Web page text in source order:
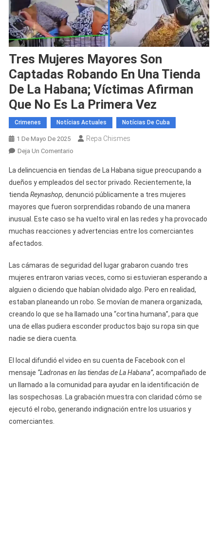
Tres Mujeres Mayores Son
Captadas Robando En Una Tienda
De La Habana; Víctimas Afirman
Que No Es La Primera Vez
Crimenes Notícias Actuales Notícias De Cuba
1 De Mayo De 2025 Repa Chismes
Deja Un ComentarioEn
Mujeres
Mayores
Son
Captadas
Robando
En
De
La
Habana;
Que
No
Es
Primera
Vez
La delincuencia en tiendas de La Habana sigue preocupando a
dueños y empleados del sector privado. Recientemente, la
tiendaReynashop, denunció públicamente a tres mujeres
mayores que fueron sorprendidas robando de una manera
inusual. Este caso se ha vuelto viral en las redes y ha provocado
muchas reacciones y advertencias entre los comerciantes
afectados.
Las cámaras de seguridad del lugar grabaron cuando tres
mujeres entraron varias veces, como si estuvieran esperando a
alguien o diciendo que habían olvidado algo. Pero en realidad,
estaban planeando un robo. Se movían de manera organizada,
creando lo que se ha llamado una “cortina humana”, para que
una de ellas pudiera esconder productos bajo su ropa sin que
nadie se diera cuenta.
El local difundió el video en su cuenta de Facebook con el
mensaje “Ladronas en las tiendas de La Habana”, acompañado de
un llamado a la comunidad para ayudar en la identificación de
las sospechosas. La grabación muestra con claridad cómo se
ejecutó el robo, generando indignación entre los usuarios y
comerciantes.